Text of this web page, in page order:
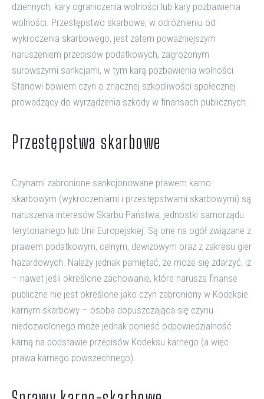
dziennych, kary ograniczenia wolności lub kary pozbawienia
wolności. Przestępstwo skarbowe, w odróżnieniu od
wykroczenia skarbowego, jest zatem poważniejszym
naruszeniem przepisów podatkowych, zagrożonym
surowszymi sankcjami, w tym karą pozbawienia wolności.
Stanowi bowiem czyn o znacznej szkodliwości społecznej
prowadzący do wyrządzenia szkody w finansach publicznych.
Przestępstwa skarbowe
Czynami zabronione sankcjonowane prawem karno-
skarbowym (wykroczeniami i przestępstwami skarbowymi) są
naruszenia interesów Skarbu Państwa, jednostki samorządu
terytorialnego lub Unii Europejskiej. Są one na ogół związane z
prawem podatkowym, celnym, dewizowym oraz z zakresu gier
hazardowych. Należy jednak pamiętać, że może się zdarzyć, iż
– nawet jeśli określone zachowanie, które narusza finanse
publiczne nie jest określone jako czyn zabroniony w Kodeksie
karnym skarbowy – osoba dopuszczająca się czynu
niedozwolonego może jednak ponieść odpowiedzialność
karną na podstawie przepisów Kodeksu karnego (a więc
prawa karnego powszechnego).